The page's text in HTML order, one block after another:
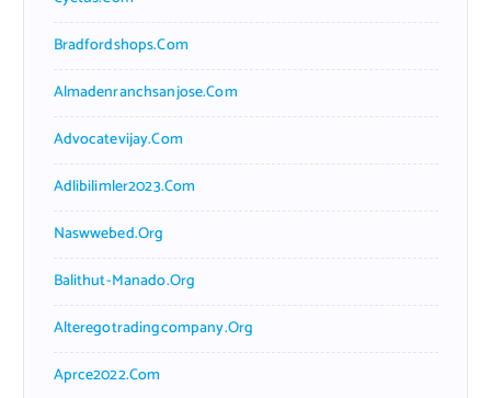
Bradfordshops.com
Almadenranchsanjose.com
Advocatevijay.com
Adlibilimler2023.com
Naswwebed.org
Balithut-Manado.org
Alteregotradingcompany.org
Aprce2022.com